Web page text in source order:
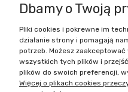
Battlecult | ul. Benedykta
śląskie | Email:
6443563610
POKAŻ
Dbamy o Twoją
Pliki cookies i pokrewne im
działanie strony i pomagają
potrzeb. Możesz
wszystkich tych plików i
plików do swoich preferencji,
Więcej o plikach cookies